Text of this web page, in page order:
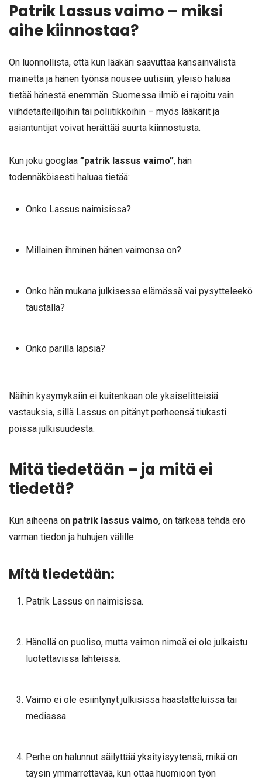
Patrik Lassus vaimo – miksi
aihe kiinnostaa?
On luonnollista, että kun lääkäri saavuttaa kansainvälistä
mainetta ja hänen työnsä nousee uutisiin, yleisö haluaa
tietää hänestä enemmän. Suomessa ilmiö ei rajoitu vain
viihdetaiteilijoihin tai poliitikkoihin – myös lääkärit ja
asiantuntijat voivat herättää suurta kiinnostusta.
Kun joku googlaa ”patrik lassus vaimo”, hän
todennäköisesti haluaa tietää:
Onko Lassus naimisissa?
Millainen ihminen hänen vaimonsa on?
Onko hän mukana julkisessa elämässä vai pysytteleekö
taustalla?
Onko parilla lapsia?
Näihin kysymyksiin ei kuitenkaan ole yksiselitteisiä
vastauksia, sillä Lassus on pitänyt perheensä tiukasti
poissa julkisuudesta.
Mitä tiedetään – ja mitä ei
tiedetä?
Kun aiheena on patrik lassus vaimo, on tärkeää tehdä ero
varman tiedon ja huhujen välille.
Mitä tiedetään:
Patrik Lassus on naimisissa.
Hänellä on puoliso, mutta vaimon nimeä ei ole julkaistu
luotettavissa lähteissä.
Vaimo ei ole esiintynyt julkisissa haastatteluissa tai
mediassa.
Perhe on halunnut säilyttää yksityisyytensä, mikä on
täysin ymmärrettävää, kun ottaa huomioon työn